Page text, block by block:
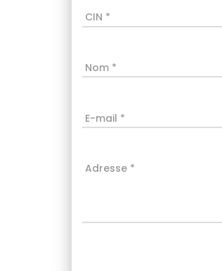
CIN *
Nom *
E-mail *
Adresse *